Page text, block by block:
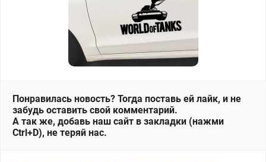
Понравилась новость? Тогда поставь ей лайк, и не
забудь оставить свой комментарий.
А так же, добавь наш сайт в закладки (нажми
Ctrl+D), не теряй нас.